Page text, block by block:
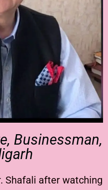
Businessman,
Shafali after watching